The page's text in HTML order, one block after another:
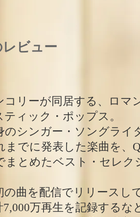
ビュー
コリーが同居する、ロマ
ィック・ポップス。
のシンガー・ソングライ
までに発表した楽曲を、
まとめたベスト・セレク
の曲を配信でリリースし
7,000万再生を記録するな